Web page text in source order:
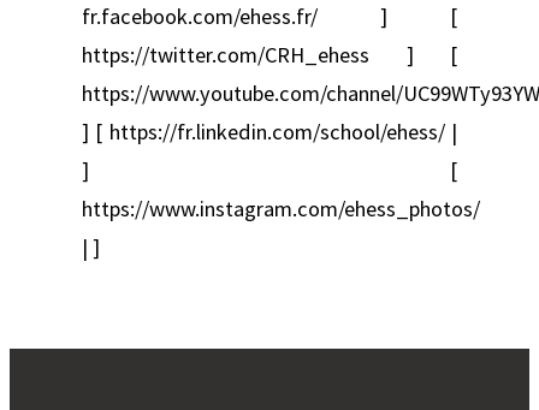
fr.facebook.com/ehess.fr/ ] [
https://twitter.com/CRH_ehess ] [
https://www.youtube.com/channel/
] [ https://fr.linkedin.com/school/ehess/ |
] [
https://www.instagram.com/ehess_photos/
| ]